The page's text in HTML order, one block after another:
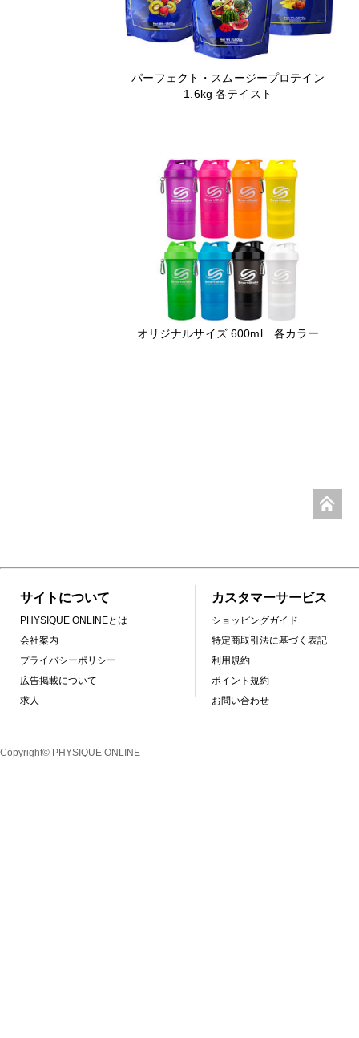
パーフェクト・スムージープロテイン
1.6kg 各テイスト
オリジナルサイズ 600ml 各カラー
サイトについて
PHYSIQUE ONLINEとは
会社案内
プライバシーポリシー
広告掲載について
求人
カスタマーサービス
ショッピングガイド
特定商取引法に基づく表記
利用規約
ポイント規約
お問い合わせ
Copyright© PHYSIQUE ONLINE